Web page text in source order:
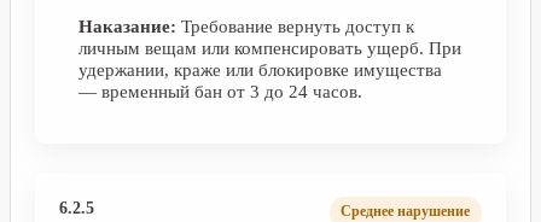
Наказание: Требование вернуть доступ к
личным вещам или компенсировать ущерб. При
удержании, краже или блокировке имущества
— временный бан от 3 до 24 часов.
6.2.5 Среднее нарушение